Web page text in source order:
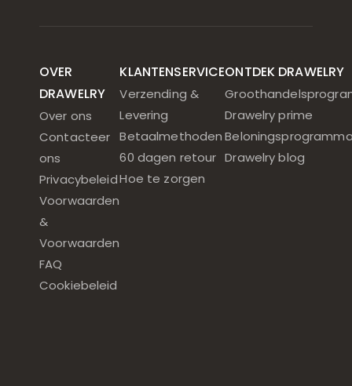
OVER
DRAWELRY
Over ons
Contacteer
ons
Privacybeleid
Voorwaarden
&
Voorwaarden
FAQ
Cookiebeleid
KLANTENSERVICE
Verzending &
Levering
Betaalmethoden
60 dagen retour
Hoe te zorgen
ONTDEK DRAWELRY
Drawelry prime
Drawelry blog